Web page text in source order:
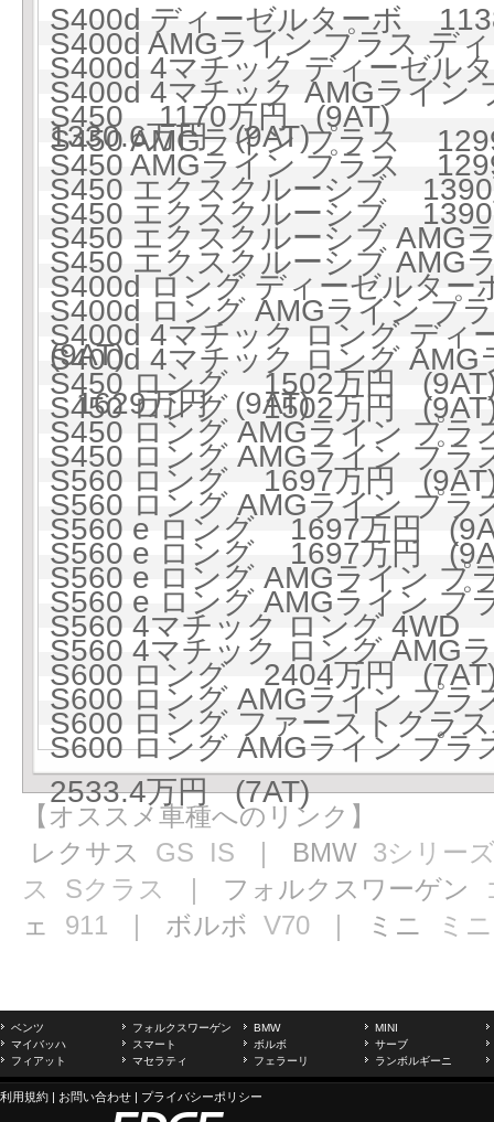
S400d ディーゼルターボ
S400d AMGライン プラス
S400d 4マチック ディーゼ
S400d 4マチック AMGライ
1330.6万円 (9AT)
S450 1170万円 (9AT)
S450 AMGライン プラス
S450 AMGライン プラス
S450 エクスクルーシブ
S450 エクスクルーシブ
S450 エクスクルーシブ
S450 エクスクルーシブ
S400d ロング ディーゼルタ
S400d ロング AMGライン
(9AT)
S400d 4マチック ロング デ
S400d 4マチック ロング
1629万円 (9AT)
S450 ロング 1502万円
S450 ロング 1502万円
S450 ロング AMGライン プ
S450 ロング AMGライン プ
S560 ロング 1697万円
S560 ロング AMGライン プ
S560 e ロング 1697万円
S560 e ロング 1697万円
S560 e ロング AMGライン
S560 e ロング AMGライン
S560 4マチック ロング
S560 4マチック ロング
S600 ロング 2404万円
S600 ロング AMGライン プ
S600 ロング ファーストク
S600 ロング AMGライン プ
2533.4万円 (7AT)
【オススメ車種へのリンク】
レクサス GS IS ｜ BMW 3シリー
ス
Sクラス ｜ フォルクスワーゲン
ェ 911 ｜ ボルボ V70 ｜ ミニ ミニ
ベンツ フォルクスワーゲン BMW
MINI
マイバッハ
スマート ボルボ
サーブ
フィアット
マセラティ フェラーリ ランボルギーニ
利用規約 | お問い合わせ | プライバシーポリシー